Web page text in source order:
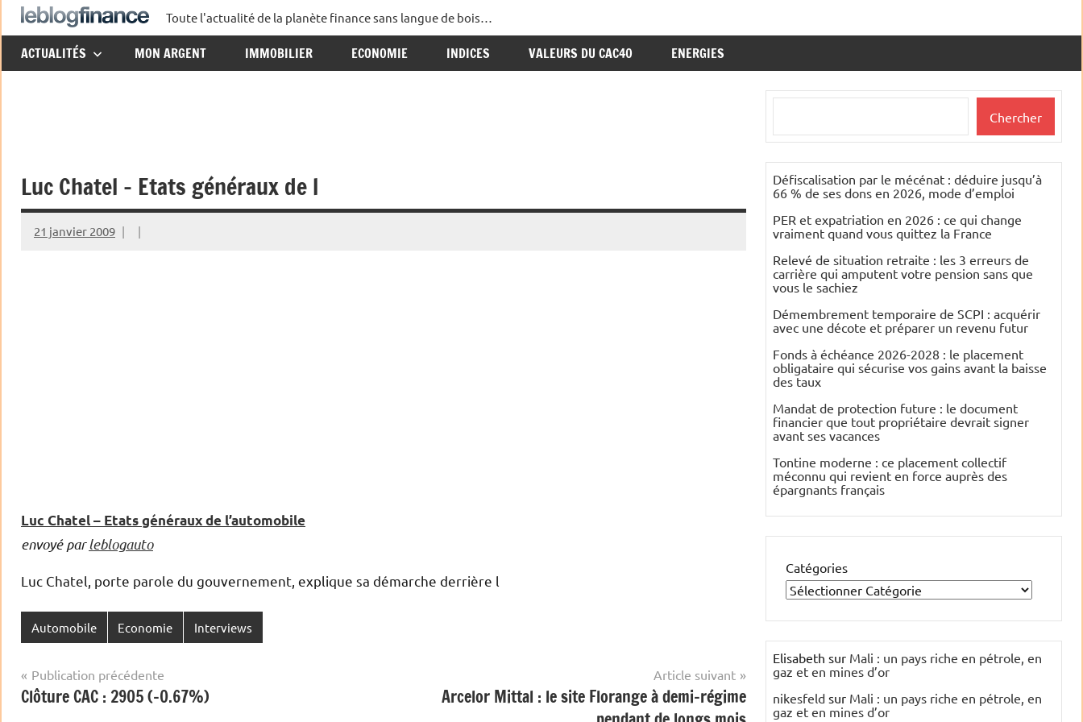
Aller
au
contenu
Le
Blog
Toute l'actualité de la planète finance sans langue de bois…
ACTUALITÉS MON ARGENT IMMOBILIER ECONOMIE INDICES VALEURS DU CAC40 ENERGIES
Luc Chatel – Etats généraux de l
21 janvier 2009
Luc Chatel – Etats généraux de l’automobile
envoyé parleblogauto
Luc Chatel, porte parole du gouvernement, explique sa démarche derrière l
Automobile Economie Interviews
Navigation
de
Publication précédente
Clôture CAC : 2905 (-0.67%)
Article suivant
Arcelor Mittal : le site Florange à demi-régime
Chercher
Défiscalisation par le mécénat : déduire jusqu’à
66 % de ses dons en 2026, mode d’emploi
PER et expatriation en 2026 : ce qui change
vraiment quand vous quittez la France
Relevé de situation retraite : les 3 erreurs de
carrière qui amputent votre pension sans que
vous le sachiez
Démembrement temporaire de SCPI : acquérir
avec une décote et préparer un revenu futur
Fonds à échéance 2026-2028 : le placement
obligataire qui sécurise vos gains avant la baisse
des taux
Mandat de protection future : le document
financier que tout propriétaire devrait signer
avant ses vacances
Tontine moderne : ce placement collectif
méconnu qui revient en force auprès des
épargnants français
Catégories
Elisabeth sur Mali : un pays riche en pétrole, en
gaz et en mines d’or
nikesfeld sur Mali : un pays riche en pétrole, en
gaz et en mines d’or